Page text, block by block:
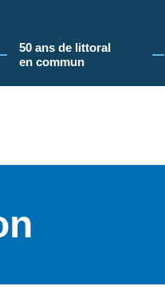
navigation sur le site du
50 ans de littoral
en commun​